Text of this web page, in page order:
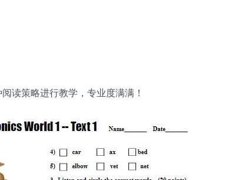
读策略进行教学，专业度满满！